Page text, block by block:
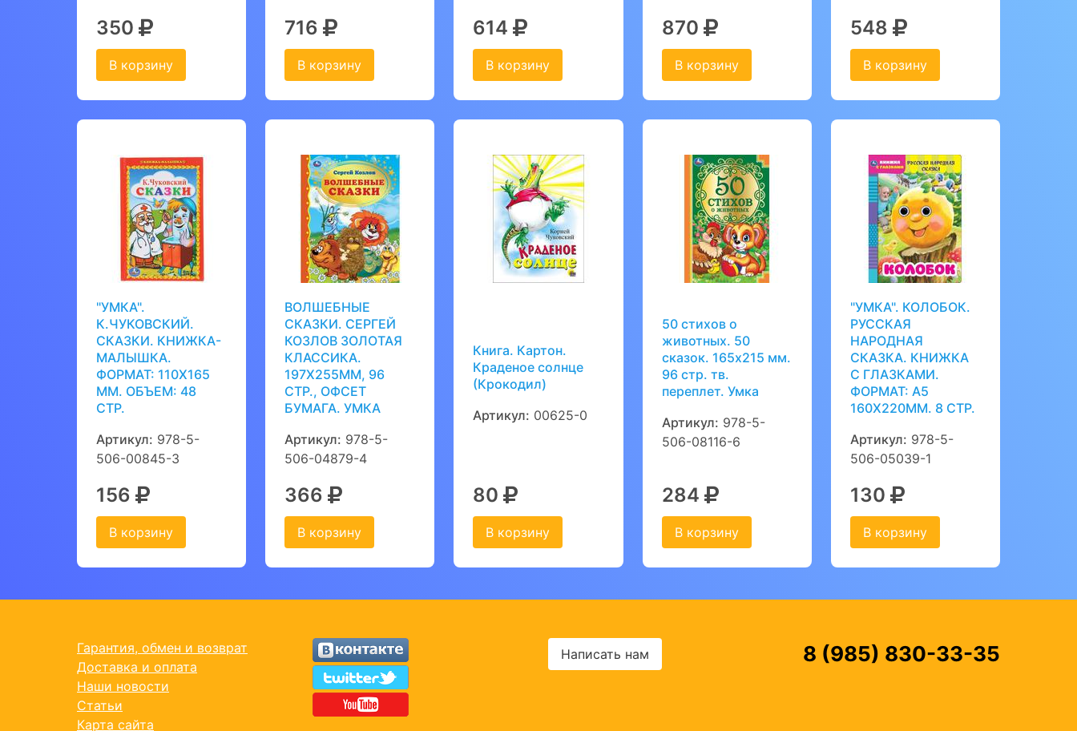
350
В корзину
716
В корзину
614
В корзину
870
В корзину
548
В корзину
"УМКА".
К.ЧУКОВСКИЙ.
СКАЗКИ. КНИЖКА-
МАЛЫШКА.
ФОРМАТ: 110Х165
ММ. ОБЪЕМ: 48
СТР.
Артикул: 978-5-
506-00845-3
156
В корзину
ВОЛШЕБНЫЕ
СКАЗКИ. СЕРГЕЙ
КОЗЛОВ ЗОЛОТАЯ
КЛАССИКА.
197Х255ММ, 96
СТР., ОФСЕТ
БУМАГА. УМКА
Артикул: 978-5-
506-04879-4
366
В корзину
Книга. Картон.
Краденое солнце
(Крокодил)
Артикул: 00625-0
80
В корзину
50 стихов о
животных. 50
сказок. 165х215 мм.
96 стр. тв.
переплет. Умка
Артикул: 978-5-
506-08116-6
284
В корзину
"УМКА". КОЛОБОК.
РУССКАЯ
НАРОДНАЯ
СКАЗКА. КНИЖКА
С ГЛАЗКАМИ.
ФОРМАТ: А5
160Х220ММ. 8 СТР.
Артикул: 978-5-
506-05039-1
130
В корзину
Гарантия, обмен и возврат
Доставка и оплата
Наши новости
Статьи
Карта сайта
Написать нам 8 (985) 830-33-35